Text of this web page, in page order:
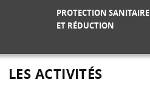
PROTECTION SANITAIRE
ET RÉDUCTION
LES ACTIVITÉS